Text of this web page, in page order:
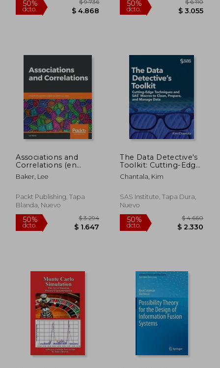
40%
dcto. $ 4.215
40%
dcto.
50%
dcto. $ 4.868
50%
dcto.
Associations and
Correlations (en
Inglés)
Baker, Lee
Packt Publishing, Tapa
Blanda, Nuevo
The Data Detective's
Toolkit: Cutting-Edge
Techniques and SAS
Macros to Clean,
Data (Hardcover
edition) (en Inglés)
Chantala, Kim
SAS Institute, Tapa Dura,
Nuevo